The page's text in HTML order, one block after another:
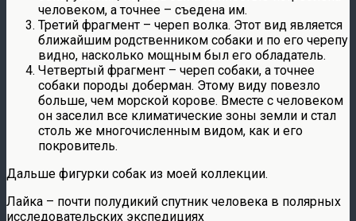
человеком, а точнее – съедена им.
Третий фрагмент – череп волка. Этот вид является
ближайшим родственником собаки и по его черепу
видно, насколько мощным был его обладатель.
Четвертый фрагмент – череп собаки, а точнее
собаки породы доберман. Этому виду повезло
больше, чем морской корове. Вместе с человеком
он заселил все климатические зоны земли и стал
столь же многочисленным видом, как и его
покровитель.
Дальше фигурки собак из моей коллекции.
Лайка – почти полудикий спутник человека в полярных
исследовательских экспедициях